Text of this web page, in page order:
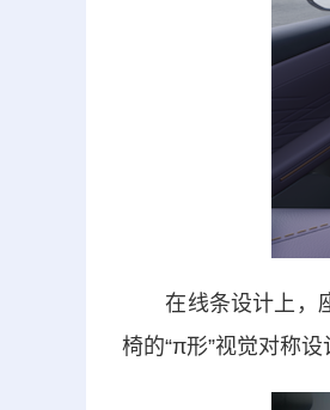
在线条设计上，座
椅的“π形”视觉对称设